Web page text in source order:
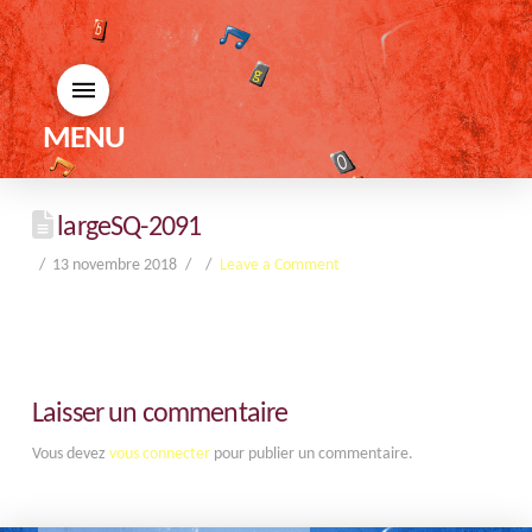
MENU
largeSQ-2091
13 novembre 2018 Leave a Comment
Laisser un commentaire
Vous devez vous connecterpour publier un commentaire.